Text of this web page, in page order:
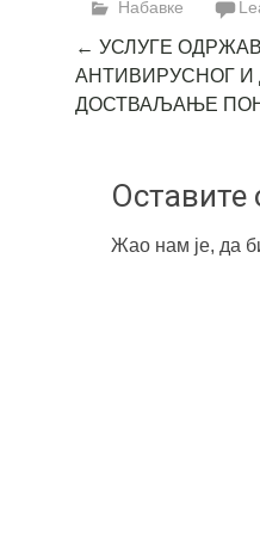
Набавке
Post
navigation
← УСЛУГЕ
АНТИВИРУСНОГ И
ДОСТВАЉАЊЕ
Оставите
Жао нам је, да